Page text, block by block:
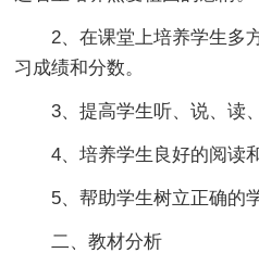
2、在课堂上培养学生多
习成绩和分数。
3、提高学生听、说、读、
4、培养学生良好的阅读和
5、帮助学生树立正确的学
二、教材分析